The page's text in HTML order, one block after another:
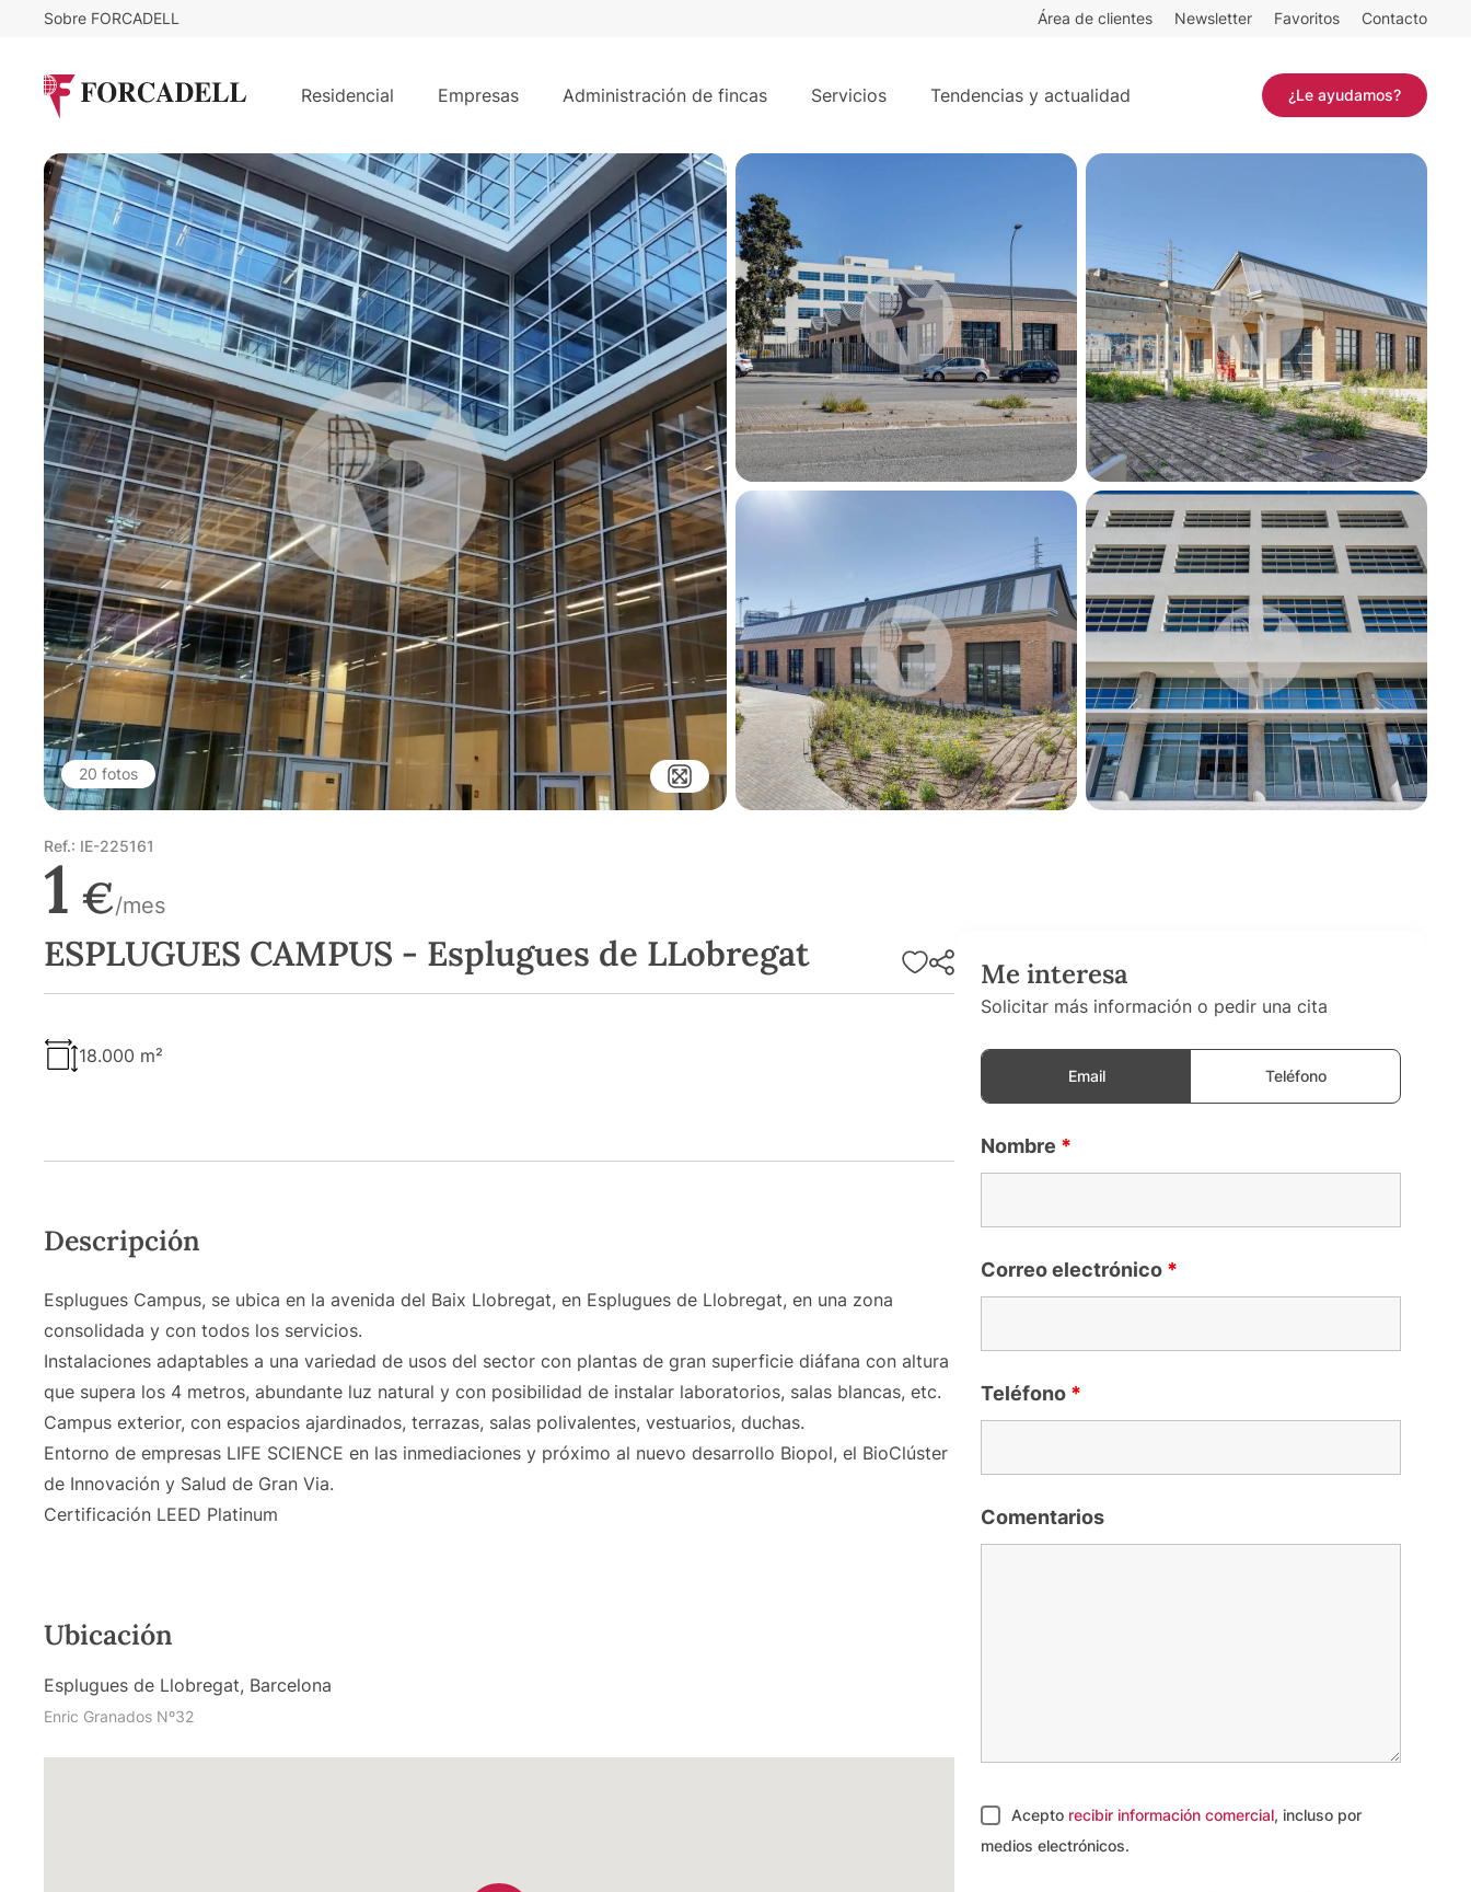
Sobre FORCADELL Área de clientes Newsletter Favoritos Contacto
Residencial Empresas Administración de fincas Servicios Tendencias y actualidad ¿Le ayudamos?
ESPLUGUES CAMPUS - Esplugues de LLobregat
20 fotos
Ref.: IE-225161
1 €/mes
ESPLUGUES CAMPUS - Esplugues de LLobregat
18.000 m²
Descripción
Esplugues Campus, se ubica en la avenida del Baix Llobregat, en Esplugues de Llobregat, en una zona
consolidada y con todos los servicios.
Instalaciones adaptables a una variedad de usos del sector con plantas de gran superficie diáfana con altura
que supera los 4 metros, abundante luz natural y con posibilidad de instalar laboratorios, salas blancas, etc.
Campus exterior, con espacios ajardinados, terrazas, salas polivalentes, vestuarios, duchas.
Entorno de empresas LIFE SCIENCE en las inmediaciones y próximo al nuevo desarrollo Biopol, el BioClúster
de Innovación y Salud de Gran Via.
Certificación LEED Platinum
Ubicación
Esplugues de Llobregat, Barcelona
Enric Granados Nº32
Me interesa
Solicitar más información o pedir una cita
Email Teléfono
Nombre *
Correo electrónico *
Teléfono *
Comentarios
Acepto recibir información comercial, incluso por
medios electrónicos.